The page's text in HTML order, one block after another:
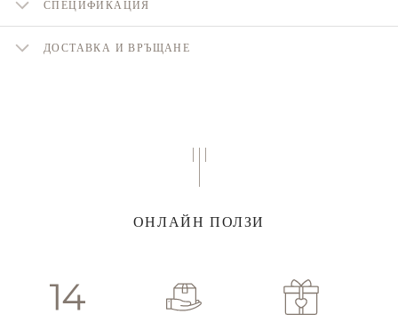
СПЕЦИФИКАЦИЯ
ДОСТАВКА И ВРЪЩАНЕ
ОНЛАЙН ПОЛЗИ